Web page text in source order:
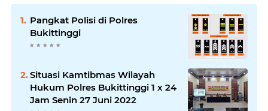
Pangkat Polisi di Polres
Bukittinggi
Situasi Kamtibmas Wilayah
Hukum Polres Bukittinggi 1 x 24
Jam Senin 27 Juni 2022